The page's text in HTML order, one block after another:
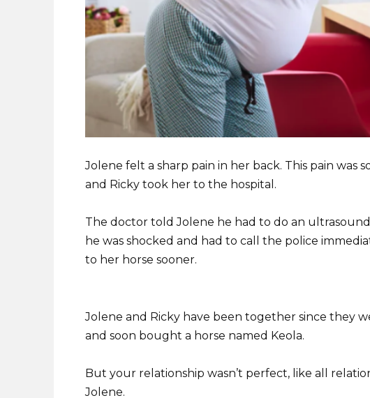
Jolene felt a sharp pain in her back. This pain was
and Ricky took her to the hospital.
The doctor told Jolene he had to do an
he was shocked and had to call the police
to her horse sooner.
Jolene and Ricky have been together since they
and soon bought a horse named Keola.
But your relationship wasn’t perfect, like all
Jolene.